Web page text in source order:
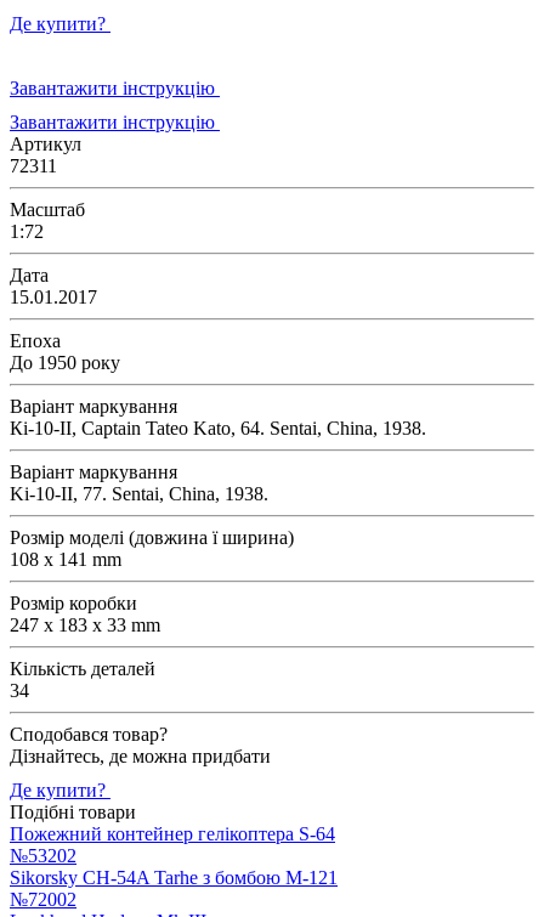
Де купити?
Завантажити інструкцію
Завантажити інструкцію
Артикул
72311
Масштаб
1:72
Дата
15.01.2017
Епоха
До 1950 року
Варіант маркування
Кi-10-II, Captain Tateo Kato, 64. Sentai, China, 1938.
Варіант маркування
Ki-10-II, 77. Sentai, China, 1938.
Розмір моделі (довжина ї ширина)
108 x 141 mm
Розмір коробки
247 x 183 x 33 mm
Кількість деталей
34
Сподобався товар?
Дізнайтесь, де можна придбати
Де купити?
Подібні товари
Пожежний контейнер гелікоптера S-64
№53202
Sikorsky CH-54A Tarhe з бомбою M-121
№72002